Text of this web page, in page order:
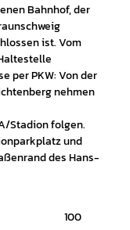
Bahnhof, der
ist. Vom
per PKW: Von der
nehmen
Stadion folgen.
und
des Hans-
100